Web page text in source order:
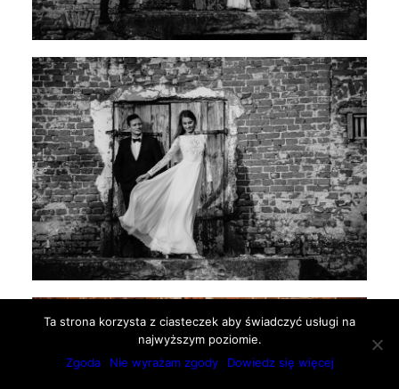
Ta strona korzysta z ciasteczek aby świadczyć usługi na
najwyższym poziomie.
Zgoda
Nie wyrażam zgody Dowiedz się więcej